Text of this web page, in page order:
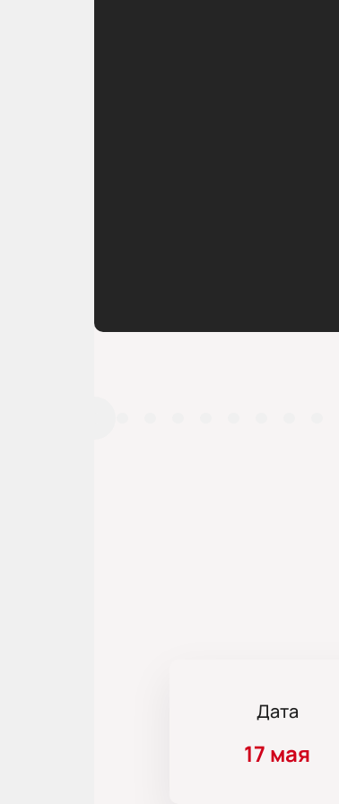
Дата
17 мая